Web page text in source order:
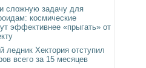
сложную задачу для
космические
эффективнее «прыгать» от
ледник Хектория отступил
всего за 15 месяцев